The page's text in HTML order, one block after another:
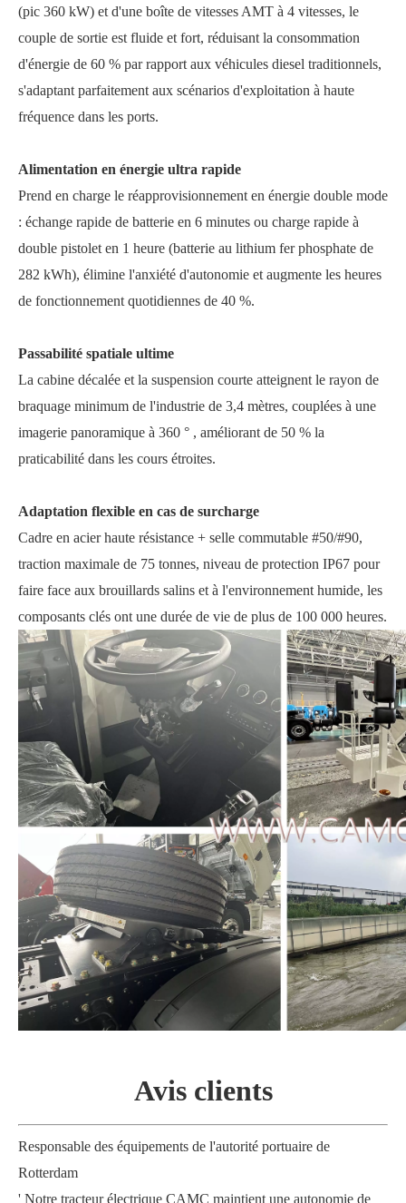
(pic 360 kW) et d'une boîte de vitesses AMT à 4 vitesses, le
couple de sortie est fluide et fort, réduisant la consommation
d'énergie de 60 % par rapport aux véhicules diesel traditionnels,
s'adaptant parfaitement aux scénarios d'exploitation à haute
fréquence dans les ports.
Alimentation en énergie ultra rapide
Prend en charge le réapprovisionnement en énergie double mode
: échange rapide de batterie en 6 minutes ou charge rapide à
double pistolet en 1 heure (batterie au lithium fer phosphate de
282 kWh), élimine l'anxiété d'autonomie et augmente les heures
de fonctionnement quotidiennes de 40 %.
Passabilité spatiale ultime
La cabine décalée et la suspension courte atteignent le rayon de
braquage minimum de l'industrie de 3,4 mètres, couplées à une
imagerie panoramique à 360 ° , améliorant de 50 % la
praticabilité dans les cours étroites.
Adaptation flexible en cas de surcharge
Cadre en acier haute résistance + selle commutable #50/#90,
traction maximale de 75 tonnes, niveau de protection IP67 pour
faire face aux brouillards salins et à l'environnement humide, les
composants clés ont une durée de vie de plus de 100 000 heures.
Avis clients
Responsable des équipements de l'autorité portuaire de
Rotterdam
' Notre tracteur électrique CAMC maintient une autonomie de